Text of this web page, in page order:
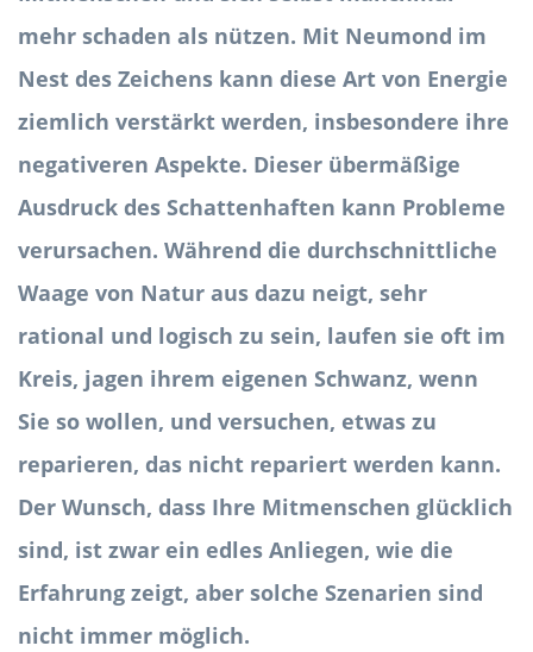
mehr schaden als nützen. Mit Neumond im
Nest des Zeichens kann diese Art von Energie
ziemlich verstärkt werden, insbesondere ihre
negativeren Aspekte. Dieser übermäßige
Ausdruck des Schattenhaften kann Probleme
verursachen. Während die durchschnittliche
Waage von Natur aus dazu neigt, sehr
rational und logisch zu sein, laufen sie oft im
Kreis, jagen ihrem eigenen Schwanz, wenn
Sie so wollen, und versuchen, etwas zu
reparieren, das nicht repariert werden kann.
Der Wunsch, dass Ihre Mitmenschen glücklich
sind, ist zwar ein edles Anliegen, wie die
Erfahrung zeigt, aber solche Szenarien sind
nicht immer möglich.